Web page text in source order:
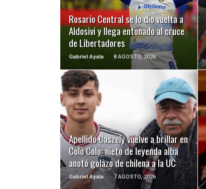
Rosario Central se lo dio vuelta a
Aldosivi y llega entonado al cruce
de Libertadores
Gabriel Ayala 8 AGOSTO, 2026
Apellido Caszely vuelve a brillar en
Colo Colo: nieto de leyenda alba
anotó golazo de chilena a la UC
Gabriel Ayala 7 AGOSTO, 2026
LEER MÁS